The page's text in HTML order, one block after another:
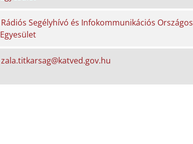
Rádiós Segélyhívó és Infokommunikációs Országos
Egyesület
zala.titkarsag@katved.gov.hu